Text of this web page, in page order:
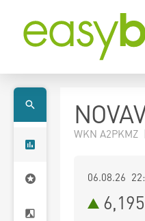
WKN
06.08.26
6,195